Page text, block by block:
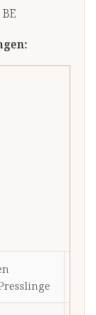
C ergänzt
und fördert